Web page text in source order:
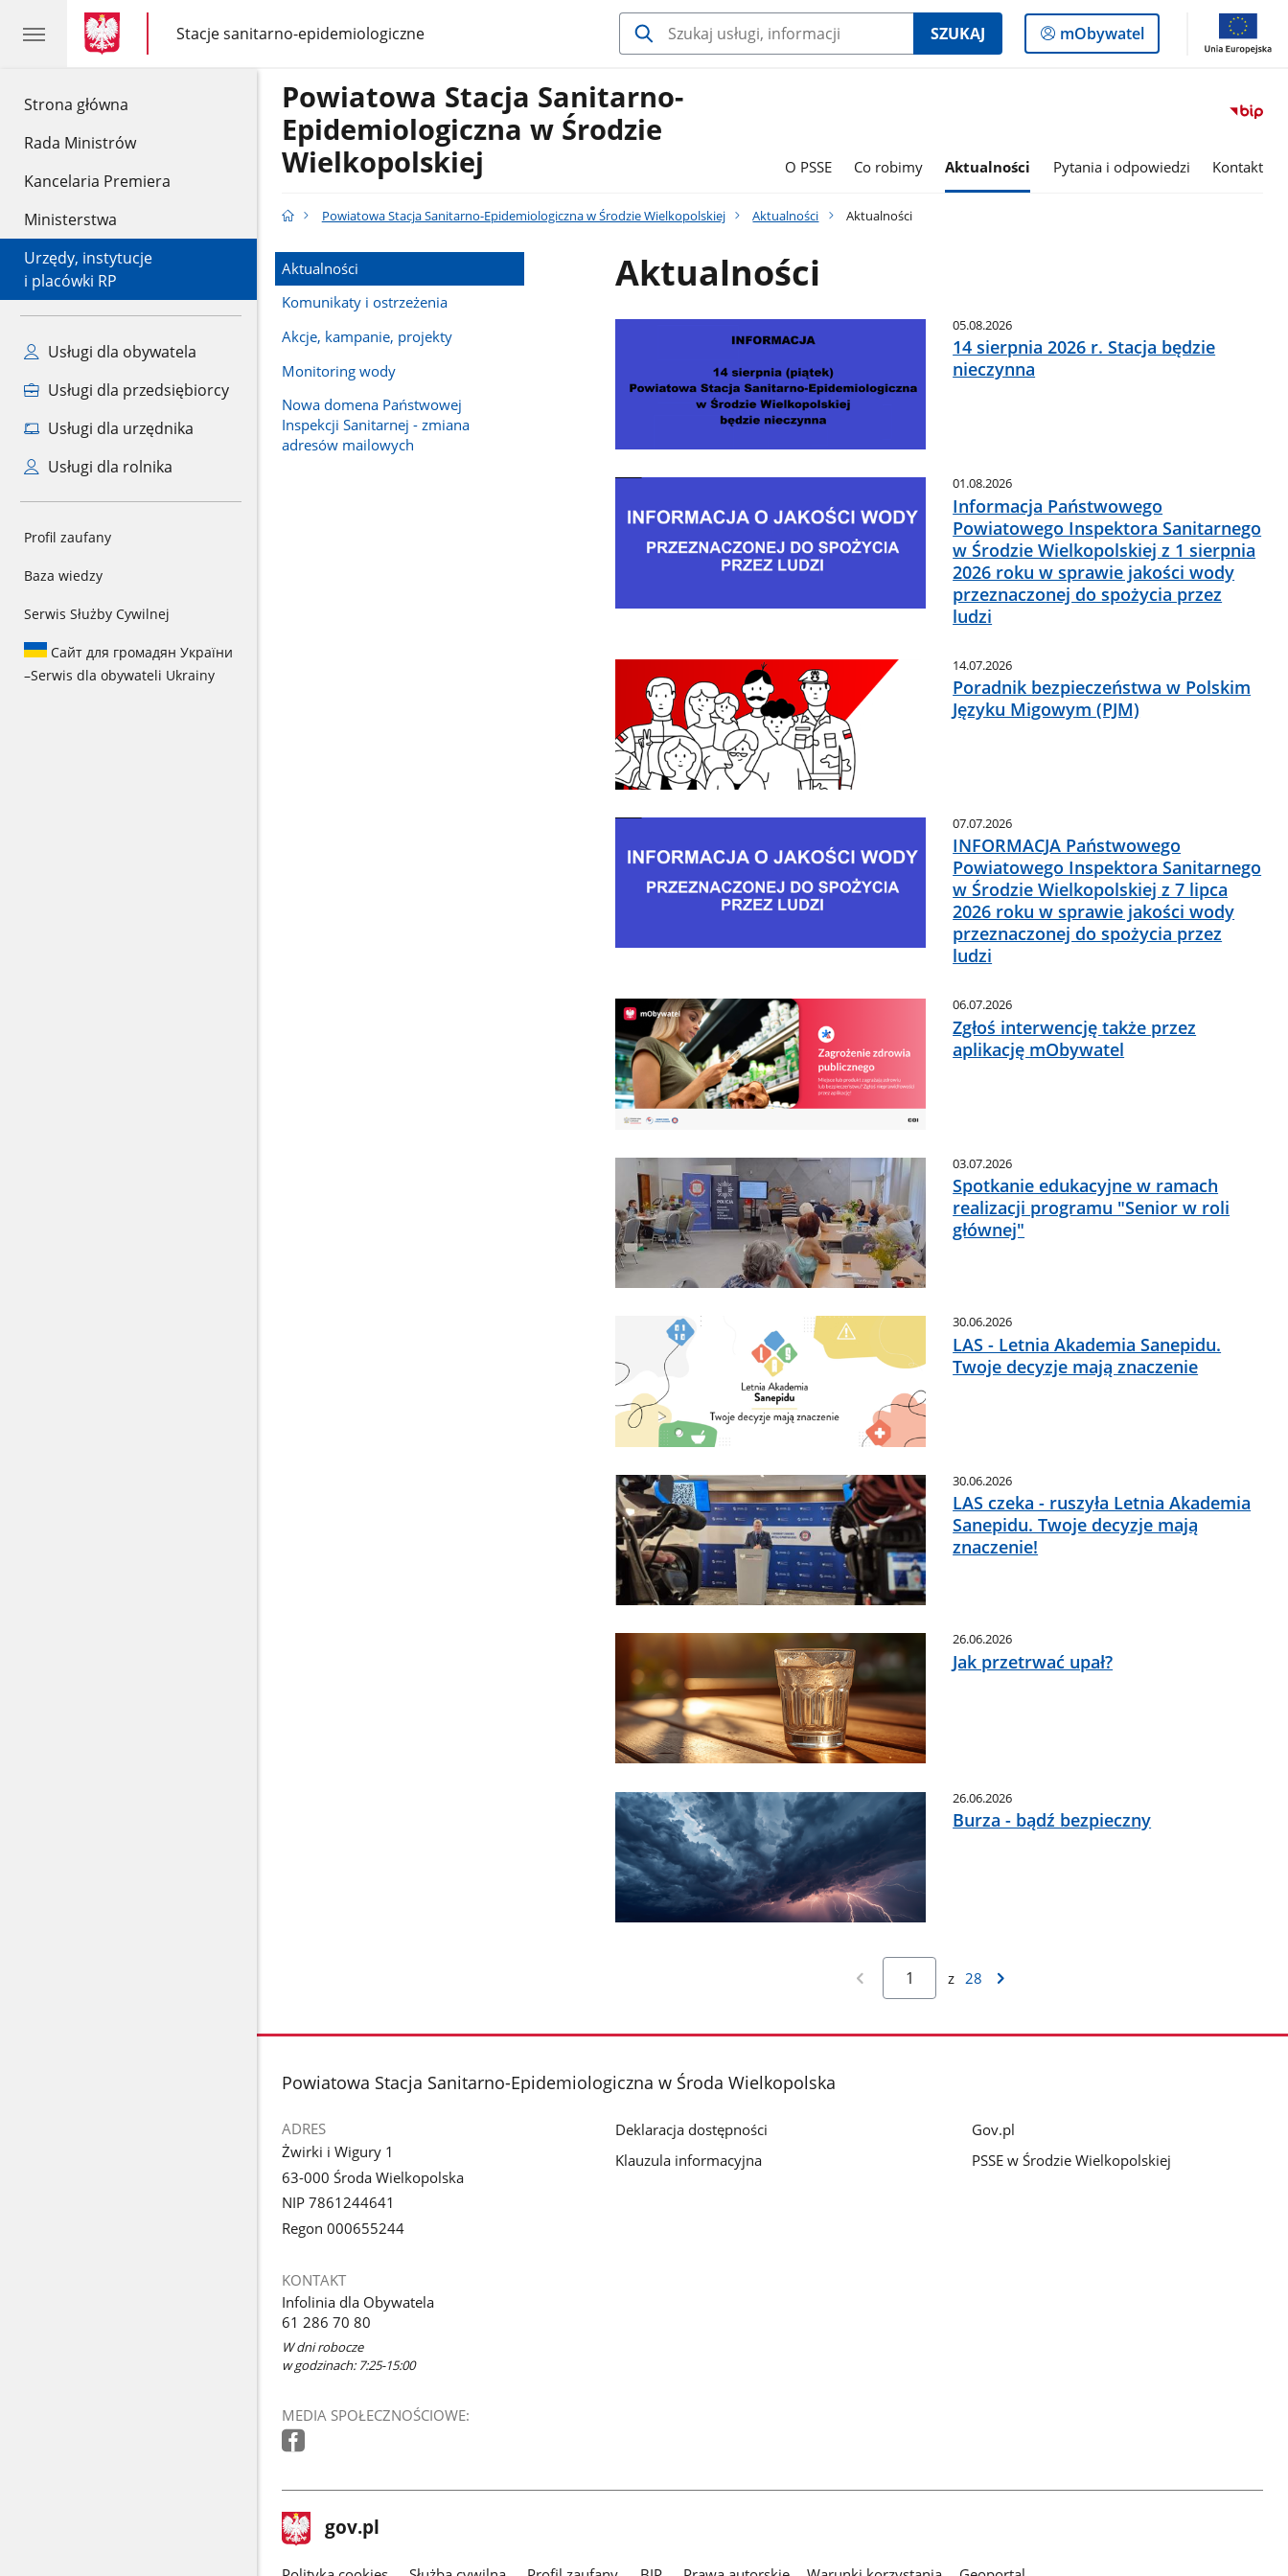
Strona główna
Rada Ministrów
Kancelaria Premiera
Ministerstwa
Urzędy, instytucje
i placówki RP
Usługi dla obywatela
Usługi dla przedsiębiorcy
Usługi dla urzędnika
Usługi dla rolnika
Profil zaufany
Baza wiedzy
Serwis Służby Cywilnej
Сайт для громадян України
–Serwis dla obywateli Ukrainy
gov.pl
gov.pl
Stacje sanitarno-epidemiologiczne
gov.pl
Stacje
sanitarno-
epidemiologiczne
SZUKAJ
Logowanie
do
mObywatel
Powiatowa Stacja Sanitarno-
Epidemiologiczna w Środzie
Wielkopolskiej
O PSSE Co robimy Aktualności Pytania i odpowiedzi Kontakt
Powiatowa Stacja Sanitarno-Epidemiologiczna w Środzie Wielkopolskiej Aktualności Aktualności
Aktualności
Komunikaty i ostrzeżenia
Akcje, kampanie, projekty
Monitoring wody
Nowa domena Państwowej
Inspekcji Sanitarnej - zmiana
adresów mailowych
Aktualności
05.08.2026
14 sierpnia 2026 r. Stacja będzie
nieczynna
01.08.2026
Informacja Państwowego
Powiatowego Inspektora Sanitarnego
w Środzie Wielkopolskiej z 1 sierpnia
2026 roku w sprawie jakości wody
przeznaczonej do spożycia przez
ludzi
14.07.2026
Poradnik bezpieczeństwa w Polskim
Języku Migowym (PJM)
07.07.2026
INFORMACJA Państwowego
Powiatowego Inspektora Sanitarnego
w Środzie Wielkopolskiej z 7 lipca
2026 roku w sprawie jakości wody
przeznaczonej do spożycia przez
ludzi
06.07.2026
Zgłoś interwencję także przez
aplikację mObywatel
03.07.2026
Spotkanie edukacyjne w ramach
realizacji programu "Senior w roli
głównej"
30.06.2026
LAS - Letnia Akademia Sanepidu.
Twoje decyzje mają znaczenie
30.06.2026
LAS czeka - ruszyła Letnia Akademia
Sanepidu. Twoje decyzje mają
znaczenie!
26.06.2026
Jak przetrwać upał?
26.06.2026
Burza - bądź bezpieczny
z 28
stopka
Powiatowa Stacja Sanitarno-Epidemiologiczna w Środa Wielkopolska
ADRES
Żwirki i Wigury 1
63-000 Środa Wielkopolska
NIP 7861244641
Regon 000655244
KONTAKT
Infolinia dla Obywatela
61 286 70 80
W dni robocze
w godzinach: 7:25-15:00
MEDIA SPOŁECZNOŚCIOWE:
Deklaracja dostępności
Klauzula informacyjna
Gov.pl
PSSE w Środzie Wielkopolskiej
stopka
gov.pl Strona
gov.pl